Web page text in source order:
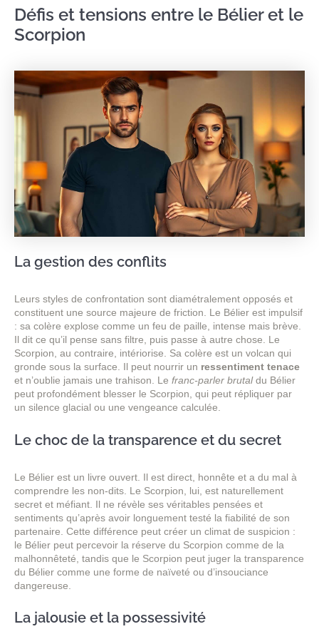
Défis et tensions entre le Bélier et le
Scorpion
La gestion des conflits
Leurs styles de confrontation sont diamétralement opposés et
constituent une source majeure de friction. Le Bélier est impulsif
: sa colère explose comme un feu de paille, intense mais brève.
Il dit ce qu’il pense sans filtre, puis passe à autre chose. Le
Scorpion, au contraire, intériorise. Sa colère est un volcan qui
gronde sous la surface. Il peut nourrir un ressentiment tenace
et n’oublie jamais une trahison. Le franc-parler brutaldu Bélier
peut profondément blesser le Scorpion, qui peut répliquer par
un silence glacial ou une vengeance calculée.
Le choc de la transparence et du secret
Le Bélier est un livre ouvert. Il est direct, honnête et a du mal à
comprendre les non-dits. Le Scorpion, lui, est naturellement
secret et méfiant. Il ne révèle ses véritables pensées et
sentiments qu’après avoir longuement testé la fiabilité de son
partenaire. Cette différence peut créer un climat de suspicion :
le Bélier peut percevoir la réserve du Scorpion comme de la
malhonnêteté, tandis que le Scorpion peut juger la transparence
du Bélier comme une forme de naïveté ou d’insouciance
dangereuse.
La jalousie et la possessivité